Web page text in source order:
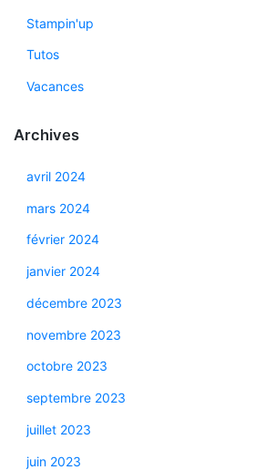
Stampin'up
Tutos
Vacances
Archives
avril 2024
mars 2024
février 2024
janvier 2024
décembre 2023
novembre 2023
octobre 2023
septembre 2023
juillet 2023
juin 2023